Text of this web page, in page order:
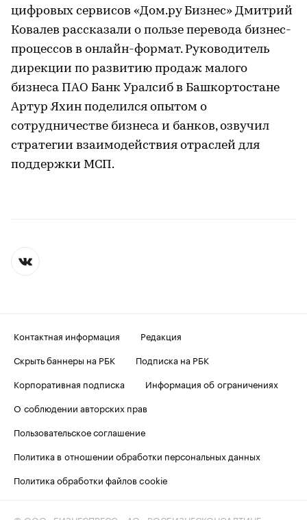
цифровых сервисов «Дом.ру Бизнес» Дмитрий
Ковалев рассказали о пользе перевода бизнес-
процессов в онлайн-формат. Руководитель
дирекции по развитию продаж малого
бизнеса ПАО Банк Уралсиб в Башкортостане
Артур Яхин поделился опытом о
сотрудничестве бизнеса и банков, озвучил
стратегии взаимодействия отраслей для
поддержки МСП.
Контактная информация
Редакция
Скрыть баннеры на РБК
Подписка на РБК
Корпоративная подписка
Информация об ограничениях
О соблюдении авторских прав
Пользовательское соглашение
Политика в отношении обработки персональных данных
Политика обработки файлов cookie